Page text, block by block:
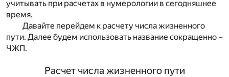
учитывать при расчетах в нумерологии в сегодняшнее
время.
Давайте перейдем к расчету числа жизненного
пути. Далее будем использовать название сокращенно –
ЧЖП.
Расчет числа жизненного пути